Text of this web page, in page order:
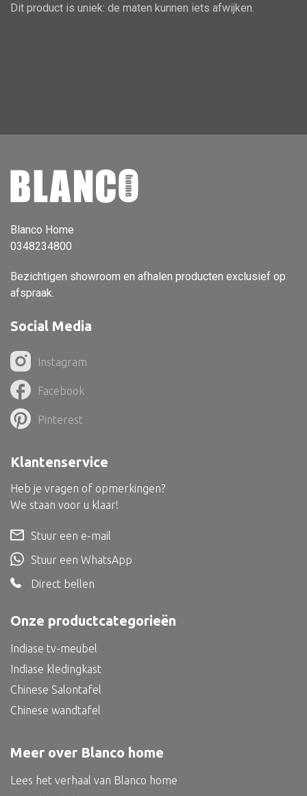
Bank IJzer
Tafellamp
Vloerlamp
Wandlamp
Lampenkappen
Alle deco
Vaas
Kandelaar
Object
Pilaar
Schaal
Dienblad
Roomdevider
Deco overig
Alle textiel
Kussen
Tapijt
Kelim
Alle bouwmateriaal
Dit product is uniek: de maten kunnen iets afwijken.
Blanco Home
0348234800
Bezichtigen showroom en afhalen producten exclusief op
afspraak.
Social Media
Instagram
Facebook
Pinterest
Onze productcategorieën
Indiase tv-meubel
Indiase kledingkast
Chinese Salontafel
Chinese wandtafel
Meer over Blanco home
Lees het verhaal van Blanco home
Klantenservice
Heb je vragen of opmerkingen?
We staan voor u klaar!
Stuur een e-mail
Stuur een WhatsApp
Direct bellen